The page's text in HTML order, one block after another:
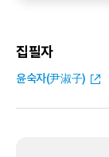
집필자
윤숙자(尹淑子)